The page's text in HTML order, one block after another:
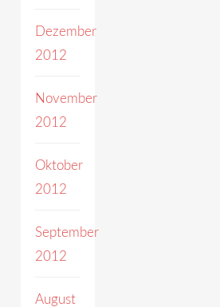
Dezember
2012
November
2012
Oktober
2012
September
2012
August